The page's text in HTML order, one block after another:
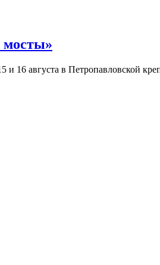
мосты»
16 августа в Петропавловской